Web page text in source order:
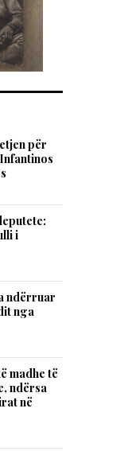
për
i
ndërruar
nga
madhe të
ndërsa
në